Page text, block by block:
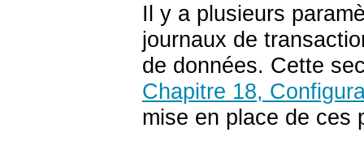
Il y a plusieurs
journaux de
de données. Cette
Chapitre 18,
mise en place de ces